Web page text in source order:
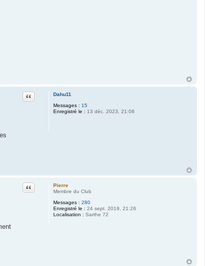
Dahu11
Messages : 15
Enregistré le : 13 déc. 2023, 21:06
Citation
Pierre
Membre du Club
Messages : 280
Enregistré le : 24 sept. 2019, 21:26
Localisation : Sarthe 72
Citation